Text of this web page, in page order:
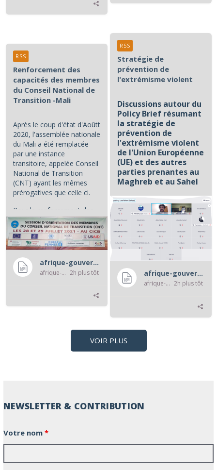
Stratégie de
prévention de
l'extrémisme violent
Discussions autour du
Policy Brief résumant
la stratégie de
prévention de
l'extrémisme violent
de l'Union Européenne
(UE) et des autres
parties prenantes au
Maghreb et au Sahel
...
afrique-gouvernance-rss
afrique-gouvernance-rss 2h plus tôt
RSS
Renforcement des
capacités des membres
du Conseil National de
Transition -Mali
Après le coup d'état d'Aoûtt
2020, l'assemblée nationale
du Mali a été remplacée
par une instance
transitoire, appelée Conseil
National de Transition
(CNT) ayant les mêmes
prérogatives que celle ci.
Pour le renforcement des...
afrique-gouvernance-rss
afrique-gouvernance-rss 2h plus tôt
RSS
VOIR PLUS
NEWSLETTER & CONTRIBUTION
Votre nom *